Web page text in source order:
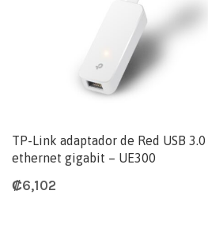
TP-Link adaptador de Red USB 3.0
ethernet gigabit – UE300
₡6,102